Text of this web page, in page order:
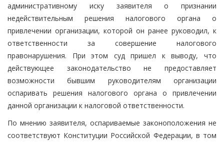
административному иску заявителя о признании
недействительным решения налогового органа о
привлечении организации, которой он ранее руководил, к
ответственности за совершение налогового
правонарушения. При этом суд пришел к выводу, что
действующее законодательство не предоставляет
возможности бывшим руководителям организации
оспаривать решения налогового органа о привлечении
данной организации к налоговой ответственности.
По мнению заявителя, оспариваемые законоположения не
соответствуют Конституции Российской Федерации, в том